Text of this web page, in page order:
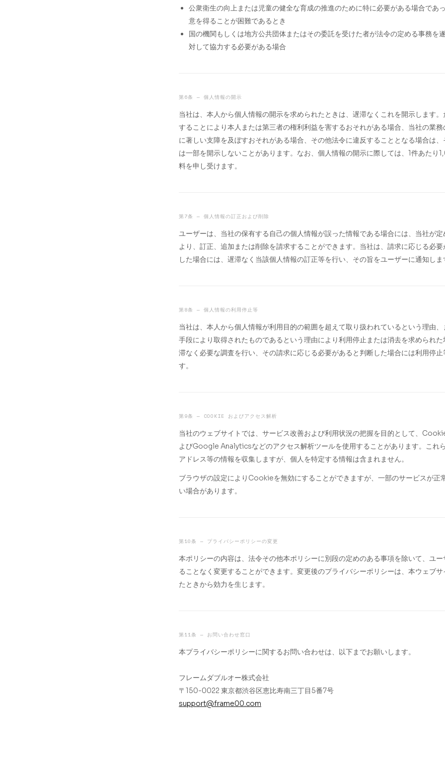
公衆衛生の向上または児童の健全な育成の推進のために特に必要がある場合であ
意を得ることが困難であるとき
国の機関もしくは地方公共団体またはその委託を受けた者が法令の定める事務を
対して協力する必要がある場合
第6条 — 個人情報の開示
当社は、本人から個人情報の開示を求められたときは、遅滞なくこれを開示します
することにより本人または第三者の権利利益を害するおそれがある場合、当社の業
に著しい支障を及ぼすおそれがある場合、その他法令に違反することとなる場合は、
は一部を開示しないことがあります。なお、個人情報の開示に際しては、1件あたり
料を申し受けます。
第7条 — 個人情報の訂正および削除
ユーザーは、当社の保有する自己の個人情報が誤った情報である場合には、当社が定
より、訂正、追加または削除を請求することができます。当社は、請求に応じる必
した場合には、遅滞なく当該個人情報の訂正等を行い、その旨をユーザーに通知しま
第8条 — 個人情報の利用停止等
当社は、本人から個人情報が利用目的の範囲を超えて取り扱われているという理由
手段により取得されたものであるという理由により利用停止または消去を求められた
滞なく必要な調査を行い、その請求に応じる必要があると判断した場合には利用停止
す。
第9条 — COOKIE およびアクセス解析
当社のウェブサイトでは、サービス改善および利用状況の把握を目的として、
よびGoogle Analyticsなどのアクセス解析ツールを使用することがあります。これ
アドレス等の情報を収集しますが、個人を特定する情報は含まれません。
ブラウザの設定によりCookieを無効にすることができますが、一部のサービスが正
い場合があります。
第10条 — プライバシーポリシーの変更
本ポリシーの内容は、法令その他本ポリシーに別段の定めのある事項を除いて、ユー
ることなく変更することができます。変更後のプライバシーポリシーは、本ウェブサ
たときから効力を生じます。
第11条 — お問い合わせ窓口
本プライバシーポリシーに関するお問い合わせは、以下までお願いします。
フレームダブルオー株式会社
〒150-0022 東京都渋谷区恵比寿南三丁目5番7号
support@frame00.com